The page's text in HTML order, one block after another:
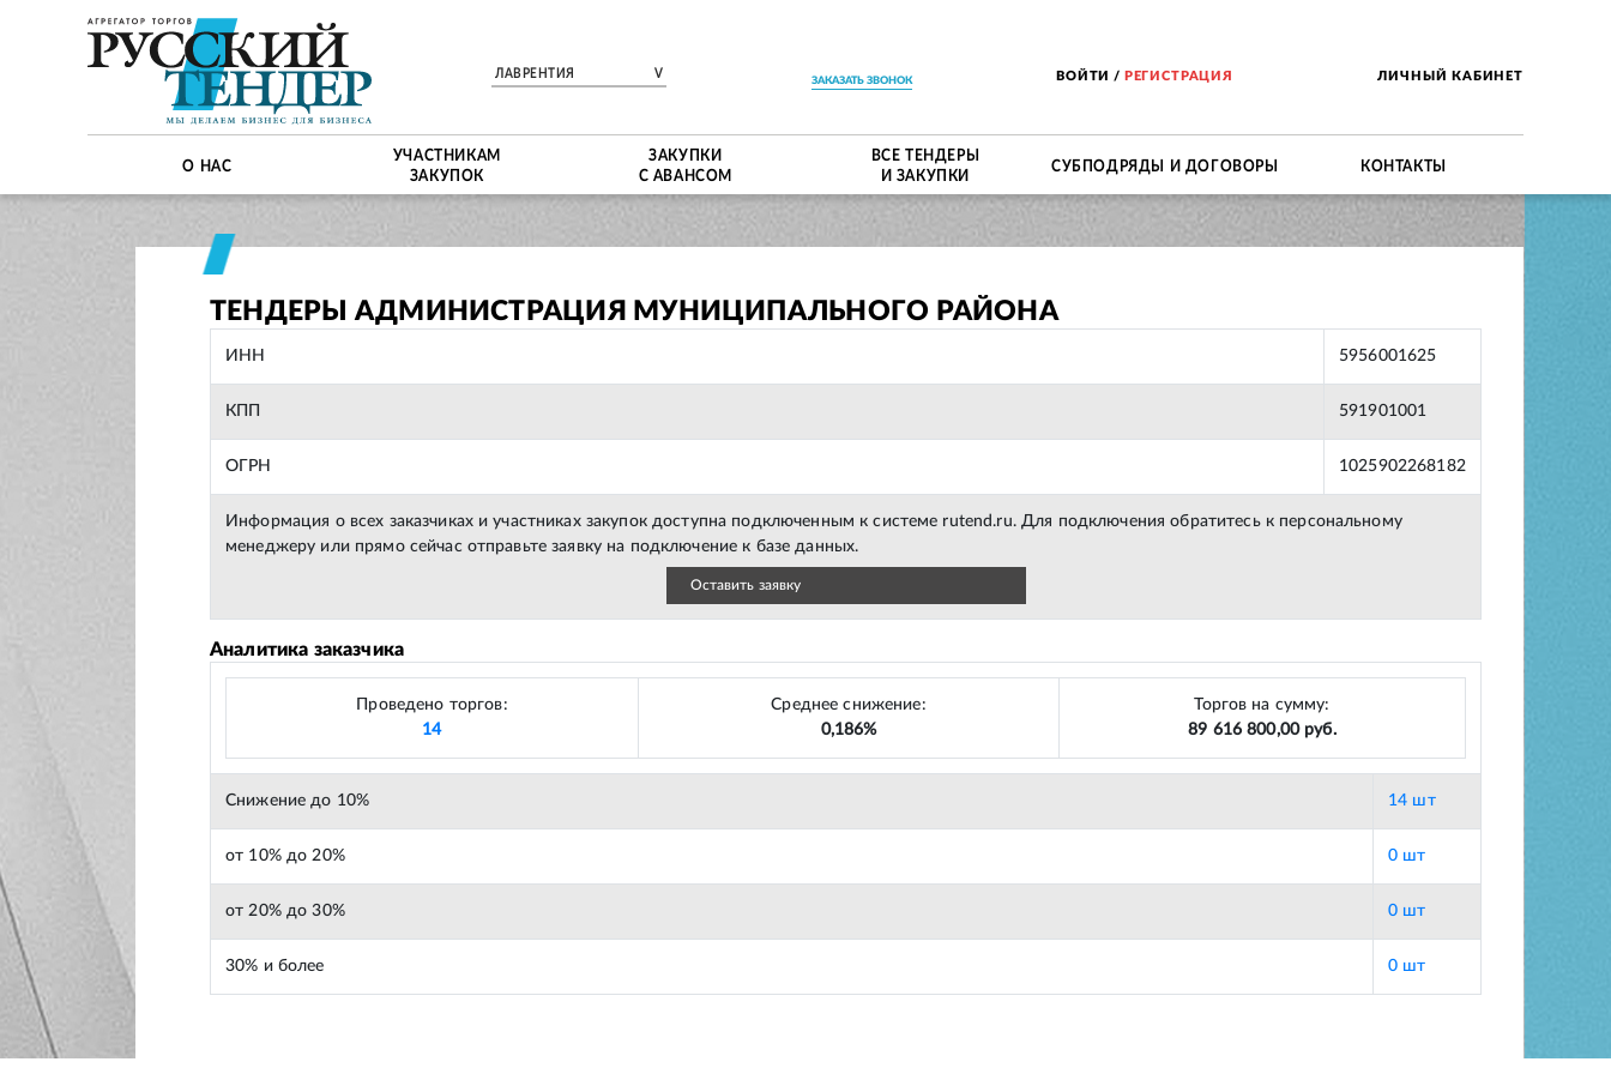
ЛАВРЕНТИЯ V ЗАКАЗАТЬ ЗВОНОК ВОЙТИ / РЕГИСТРАЦИЯ ЛИЧНЫЙ КАБИНЕТ
О НАС
УЧАСТНИКАМ
ЗАКУПОК
ЗАКУПКИ
С АВАНСОМ
ВСЕ ТЕНДЕРЫ
И ЗАКУПКИ
СУБПОДРЯДЫ И ДОГОВОРЫ КОНТАКТЫ
ТЕНДЕРЫ АДМИНИСТРАЦИЯ МУНИЦИПАЛЬНОГО РАЙОНА
ИНН 5956001625
КПП 591901001
ОГРН 1025902268182
Информация о всех заказчиках и участниках закупок доступна подключенным к системе rutend.ru. Для подключения обратитесь к персональному
менеджеру или прямо сейчас отправьте заявку на подключение к базе данных.
Оставить заявку
Аналитика заказчика
Проведено торгов:
14
Среднее снижение:
0,186%
Торгов на сумму:
89 616 800,00 руб.
Снижение до 10% 14 шт
от 10% до 20% 0 шт
от 20% до 30% 0 шт
30% и более 0 шт